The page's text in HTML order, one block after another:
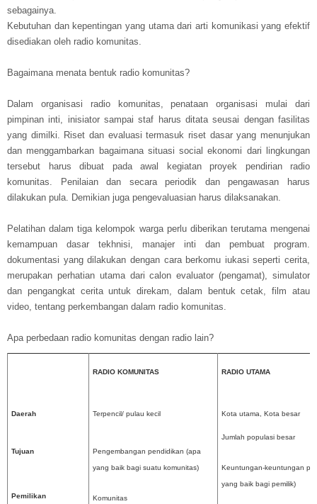
sebagainya.
Kebutuhan dan kepentingan yang utama dari arti komunikasi yang efektif
disediakan oleh radio komunitas.
Bagaimana menata bentuk radio komunitas?
Dalam organisasi radio komunitas, penataan organisasi mulai dari
pimpinan inti, inisiator sampai staf harus ditata seusai dengan fasilitas
yang dimilki. Riset dan evaluasi termasuk riset dasar yang menunjukan
dan menggambarkan bagaimana situasi social ekonomi dari lingkungan
tersebut harus dibuat pada awal kegiatan proyek pendirian radio
komunitas. Penilaian dan secara periodik dan pengawasan harus
dilakukan pula. Demikian juga pengevaluasian harus dilaksanakan.
Pelatihan dalam tiga kelompok warga perlu diberikan terutama mengenai
kemampuan dasar tekhnisi, manajer inti dan pembuat program.
dokumentasi yang dilakukan dengan cara berkomu iukasi seperti cerita,
merupakan perhatian utama dari calon evaluator (pengamat), simulator
dan pengangkat cerita untuk direkam, dalam bentuk cetak, film atau
video, tentang perkembangan dalam radio komunitas.
Apa perbedaan radio komunitas dengan radio lain?
RADIO KOMUNITAS RADIO UTAMA
Daerah
Tujuan
Pemilikan
Terpencil/ pulau kecil
Pengembangan pendidikan (apa
yang baik bagi suatu komunitas)
Komunitas
Kota utama, Kota besar
Jumlah populasi besar
Keuntungan-keuntungan
yang baik bagi pemilik)